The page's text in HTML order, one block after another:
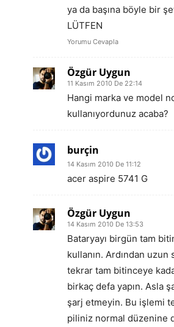
ya da başına böyle bir
LÜTFEN
Yorumu Cevapla
Özgür Uygun
11 Kasım 2010 De 22:14
Hangi marka ve model
kullanıyordunuz acaba?
burçin
14 Kasım 2010 De 11:12
acer aspire 5741 G
Özgür Uygun
14 Kasım 2010 De 13:53
Bataryayı birgün tam
kullanın. Ardından uzun
tekrar tam bitinceye
birkaç defa yapın. Asla
şarj etmeyin. Bu işlemi
piliniz normal düzenine